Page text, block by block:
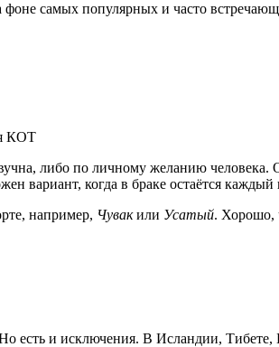
самых популярных и часто
либо по личному желанию
вариант, когда в браке остаётся каждый
например, Чувакили Усатый. Хорошо,
есть и исключения. В Исландии, Тибете,